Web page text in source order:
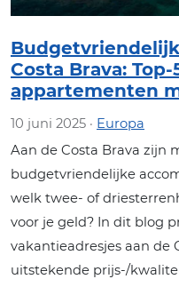
Costa Brava:
appartementen
10 juni 2025 · Europa
Aan de Costa Brava zijn
budgetvriendelijke
welk twee- of
voor je geld? In dit blog
vakantieadresjes aan de
uitstekende prijs-/